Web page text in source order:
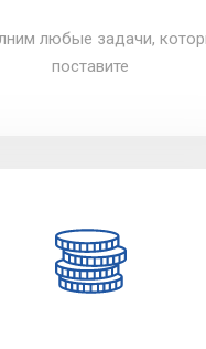
любые задачи,
поставите